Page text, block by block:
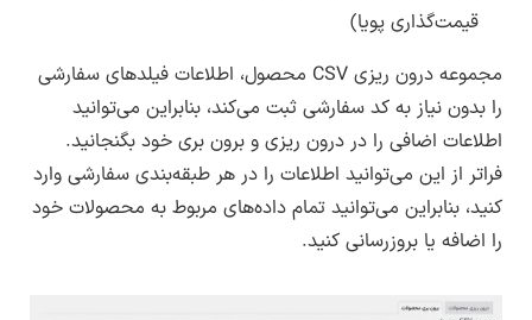
قیمت‌گذاری پویا)
مجموعه درون ریزی CSV محصول، اطلاعات فیلدهای سفارشی
را بدون نیاز به کد سفارشی ثبت می‌کند، بنابراین می‌توانید
اطلاعات اضافی را در درون ریزی و برون بری خود بگنجانید.
فراتر از این می‌توانید اطلاعات را در هر طبقه‌بندی سفارشی وارد
کنید، بنابراین می‌توانید تمام داده‌های مربوط به محصولات خود
را اضافه یا بروزرسانی کنید.